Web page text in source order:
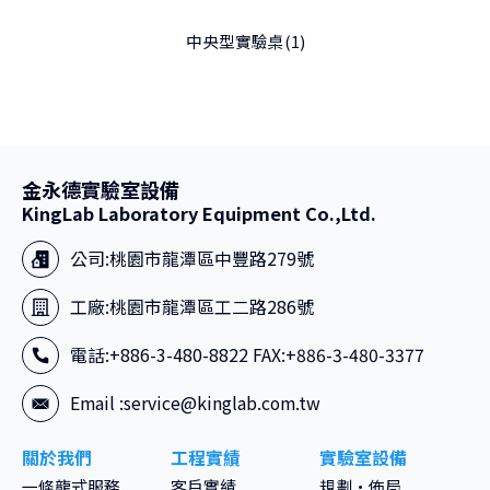
中央型實驗桌(1)
金永德實驗室設備
KingLab Laboratory Equipment Co.,Ltd.
公司:桃園市龍潭區中豐路279號
工廠:桃園市龍潭區工二路286號
電話:+886-3-480-8822 FAX:+886-3-480-3377
Email :service@kinglab.com.tw
關於我們 工程實績 實驗室設備